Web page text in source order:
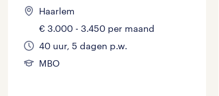
Beveiliging
Chauffeurs 0
Geen 1
LBO, MAVO, VMBO 0
9 - 16 uur 0
33 - 36 uur 0
Tijdelijk 2
Haarlem
€ 3.000 - 3.450 per maand
40 uur, 5 dagen p.w.
MBO